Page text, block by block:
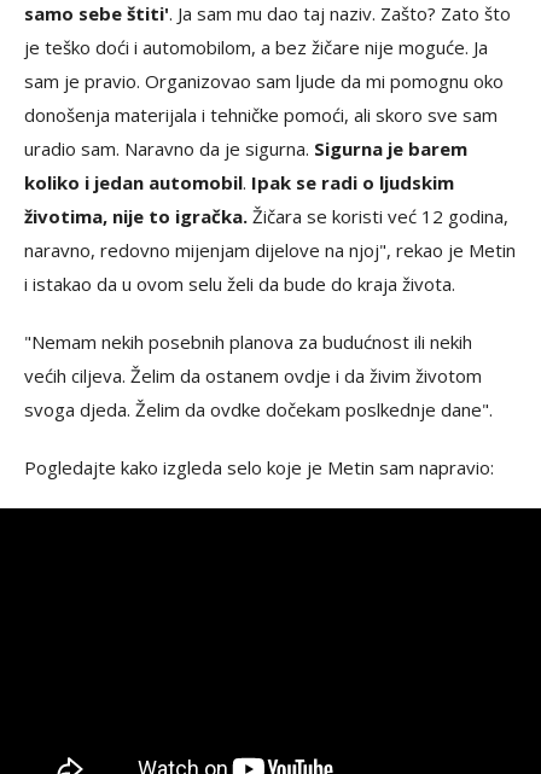
samo sebe štiti'. Ja sam mu dao taj naziv. Zašto? Zato što
je teško doći i automobilom, a bez žičare nije moguće. Ja
sam je pravio. Organizovao sam ljude da mi pomognu oko
donošenja materijala i tehničke pomoći, ali skoro sve sam
uradio sam. Naravno da je sigurna. Sigurna je barem
koliko i jedan automobil. Ipak se radi o ljudskim
životima, nije to igračka. Žičara se koristi već 12 godina,
naravno, redovno mijenjam dijelove na njoj", rekao je Metin
i istakao da u ovom selu želi da bude do kraja života.
"Nemam nekih posebnih planova za budućnost ili nekih
većih ciljeva. Želim da ostanem ovdje i da živim životom
svoga djeda. Želim da ovdke dočekam poslkednje dane".
Pogledajte kako izgleda selo koje je Metin sam napravio: